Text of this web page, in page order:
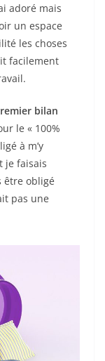
adoré mais
un espace
les choses
facilement
bilan
le « 100%
à m’y
je faisais
être obligé
pas une